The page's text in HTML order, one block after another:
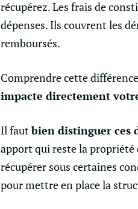
récupérez. Les frais de
dépenses. Ils couvrent les
remboursés.
Comprendre cette
impacte directement
Il fautbien distinguer ces
apport qui reste la propriété
récupérer sous certaines
pour mettre en place la